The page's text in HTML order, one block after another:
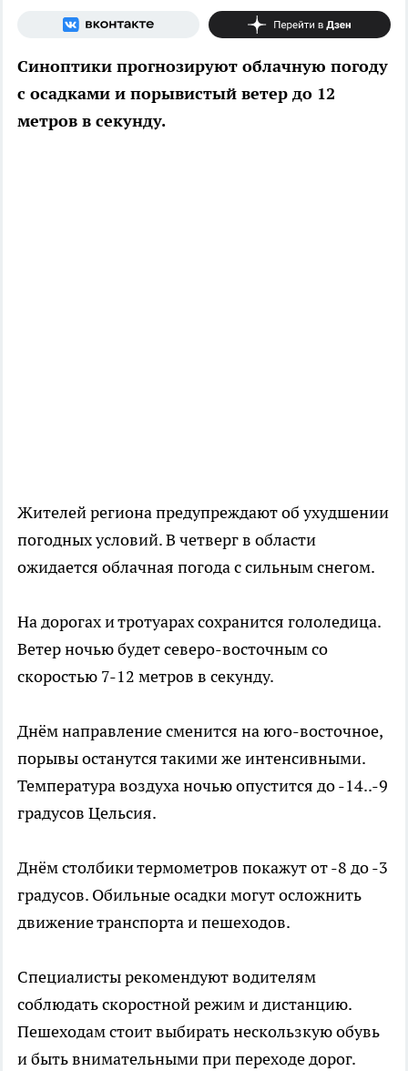
Синоптики прогнозируют облачную погоду
с осадками и порывистый ветер до 12
метров в секунду.
Жителей региона предупреждают об ухудшении
погодных условий. В четверг в области
ожидается облачная погода с сильным снегом.
На дорогах и тротуарах сохранится гололедица.
Ветер ночью будет северо-восточным со
скоростью 7-12 метров в секунду.
Днём направление сменится на юго-восточное,
порывы останутся такими же интенсивными.
Температура воздуха ночью опустится до -14..-9
градусов Цельсия.
Днём столбики термометров покажут от -8 до -3
градусов. Обильные осадки могут осложнить
движение транспорта и пешеходов.
Специалисты рекомендуют водителям
соблюдать скоростной режим и дистанцию.
Пешеходам стоит выбирать нескользкую обувь
и быть внимательными при переходе дорог.